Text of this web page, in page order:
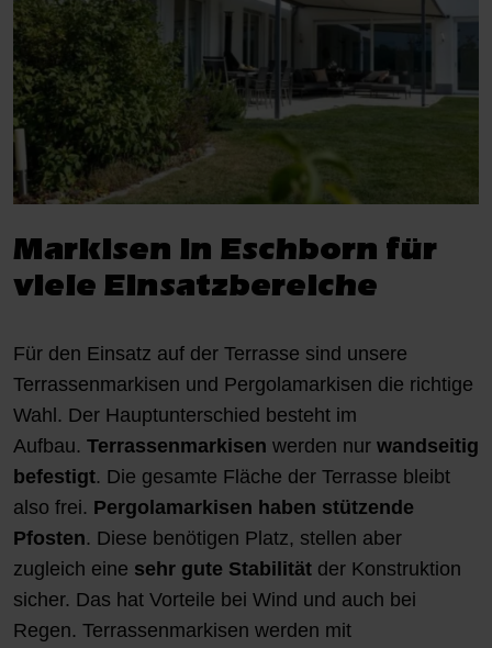
Markisen in Eschborn für
viele Einsatzbereiche
Für den Einsatz auf der Terrasse sind unsere
Terrassenmarkisen und Pergolamarkisen die richtige
Wahl. Der Hauptunterschied besteht im
Aufbau. Terrassenmarkisen werden nur wandseitig
befestigt. Die gesamte Fläche der Terrasse bleibt
also frei. Pergolamarkisen haben stützende
Pfosten. Diese benötigen Platz, stellen aber
zugleich eine sehr gute Stabilität der Konstruktion
sicher. Das hat Vorteile bei Wind und auch bei
Regen. Terrassenmarkisen werden mit